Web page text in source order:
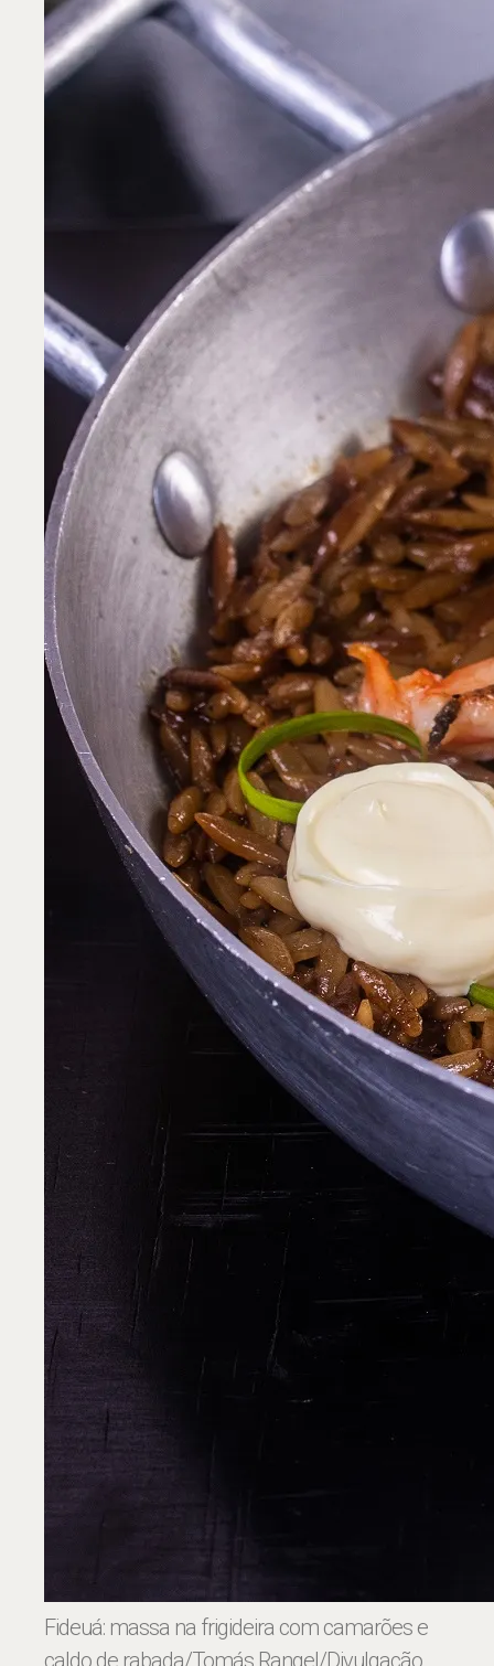
Fideuá: massa na frigideira com camarões e
caldo de rabada/Tomás Rangel/Divulgação